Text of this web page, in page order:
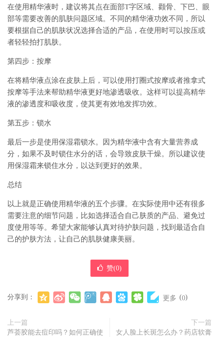
在使用精华液时，建议将其点在面部T字区域、颧骨、下巴、眼
部等需要改善的肌肤问题区域。不同的精华液功效不同，所以
要根据自己的肌肤状况选择合适的产品，在使用时可以按压或
者轻轻拍打肌肤。
第四步：按摩
在将精华液点涂在皮肤上后，可以使用打圈式按摩或者推拿式
按摩等手法来帮助精华液更好地渗透吸收。这样可以提高精华
液的渗透度和吸收度，使其更有效地发挥功效。
第五步：锁水
最后一步是使用保湿霜锁水。因为精华液中含有大量营养成
分，如果不及时锁住水分的话，会导致皮肤干燥。所以建议使
用保湿霜来锁住水分，以达到更好的效果。
总结
以上就是正确使用精华液的五个步骤。在实际使用中还有很多
需要注意的细节问题，比如选择适合自己肤质的产品、避免过
度使用等等。希望大家能够认真对待护肤问题，找到最适合自
己的护肤方法，让自己的肌肤健康美丽。
赞(0)
分享到： 更多 (0)
上一篇
芦荟胶能去痘印吗？如何正确使
下一篇
女人脸上长斑怎么办？药店软膏